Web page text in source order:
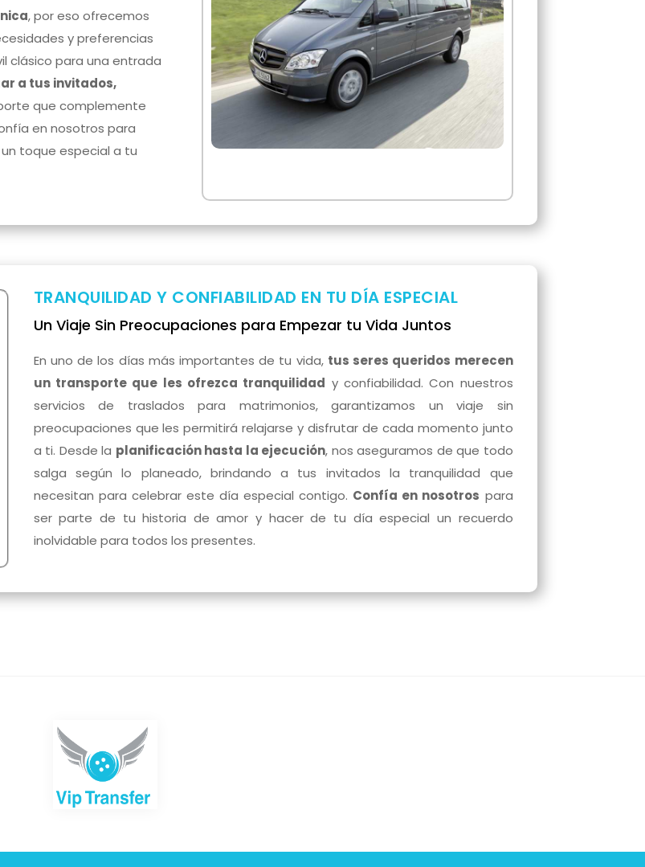
, por eso ofrecemos
y preferencias
clásico para una entrada
a tus invitados,
que complemente
en nosotros para
toque especial a tu
TRANQUILIDAD Y CONFIABILIDAD EN TU DÍA ESPECIAL
Un Viaje Sin Preocupaciones para Empezar tu Vida Juntos
En uno de los días más importantes de tu vida, tus seres queridos merecen
un transporte que les ofrezca tranquilidad y confiabilidad. Con nuestros
servicios de traslados para matrimonios, garantizamos un viaje sin
preocupaciones que les permitirá relajarse y disfrutar de cada momento junto
a ti. Desde la planificación hasta la ejecución, nos aseguramos de que todo
salga según lo planeado, brindando a tus invitados la tranquilidad que
necesitan para celebrar este día especial contigo. Confía en nosotros para
ser parte de tu historia de amor y hacer de tu día especial un recuerdo
inolvidable para todos los presentes.